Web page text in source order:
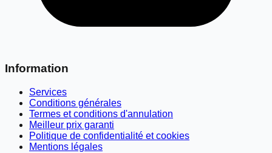
Information
Services
Conditions générales
Termes et conditions d'annulation
Meilleur prix garanti
Politique de confidentialité et cookies
Mentions légales